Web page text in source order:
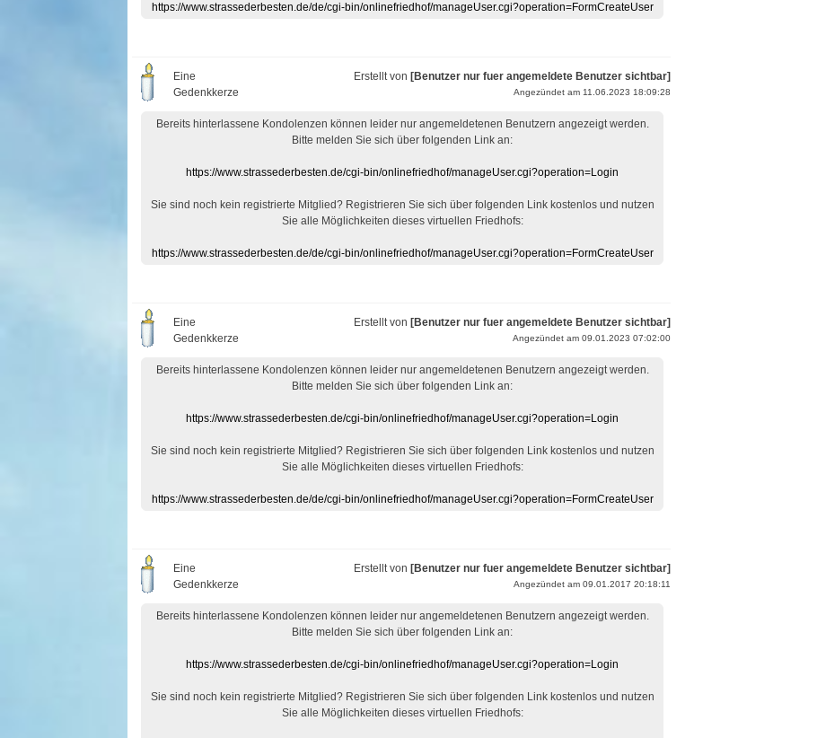
https://www.strassederbesten.de/de/cgi-bin/onlinefriedhof/manageUser.cgi?operation=FormCreateUser
Eine
Gedenkkerze
Erstellt von [Benutzer nur fuer angemeldete Benutzer sichtbar]
Angezündet am 11.06.2023 18:09:28
Bereits hinterlassene Kondolenzen können leider nur angemeldetenen Benutzern angezeigt werden.
Bitte melden Sie sich über folgenden Link an:
https://www.strassederbesten.de/cgi-bin/onlinefriedhof/manageUser.cgi?operation=Login
Sie sind noch kein registrierte Mitglied? Registrieren Sie sich über folgenden Link kostenlos und nutzen
Sie alle Möglichkeiten dieses virtuellen Friedhofs:
https://www.strassederbesten.de/de/cgi-bin/onlinefriedhof/manageUser.cgi?operation=FormCreateUser
Eine
Gedenkkerze
Erstellt von [Benutzer nur fuer angemeldete Benutzer sichtbar]
Angezündet am 09.01.2023 07:02:00
Bereits hinterlassene Kondolenzen können leider nur angemeldetenen Benutzern angezeigt werden.
Bitte melden Sie sich über folgenden Link an:
https://www.strassederbesten.de/cgi-bin/onlinefriedhof/manageUser.cgi?operation=Login
Sie sind noch kein registrierte Mitglied? Registrieren Sie sich über folgenden Link kostenlos und nutzen
Sie alle Möglichkeiten dieses virtuellen Friedhofs:
https://www.strassederbesten.de/de/cgi-bin/onlinefriedhof/manageUser.cgi?operation=FormCreateUser
Eine
Gedenkkerze
Erstellt von [Benutzer nur fuer angemeldete Benutzer sichtbar]
Angezündet am 09.01.2017 20:18:11
Bereits hinterlassene Kondolenzen können leider nur angemeldetenen Benutzern angezeigt werden.
Bitte melden Sie sich über folgenden Link an:
https://www.strassederbesten.de/cgi-bin/onlinefriedhof/manageUser.cgi?operation=Login
Sie sind noch kein registrierte Mitglied? Registrieren Sie sich über folgenden Link kostenlos und nutzen
Sie alle Möglichkeiten dieses virtuellen Friedhofs: